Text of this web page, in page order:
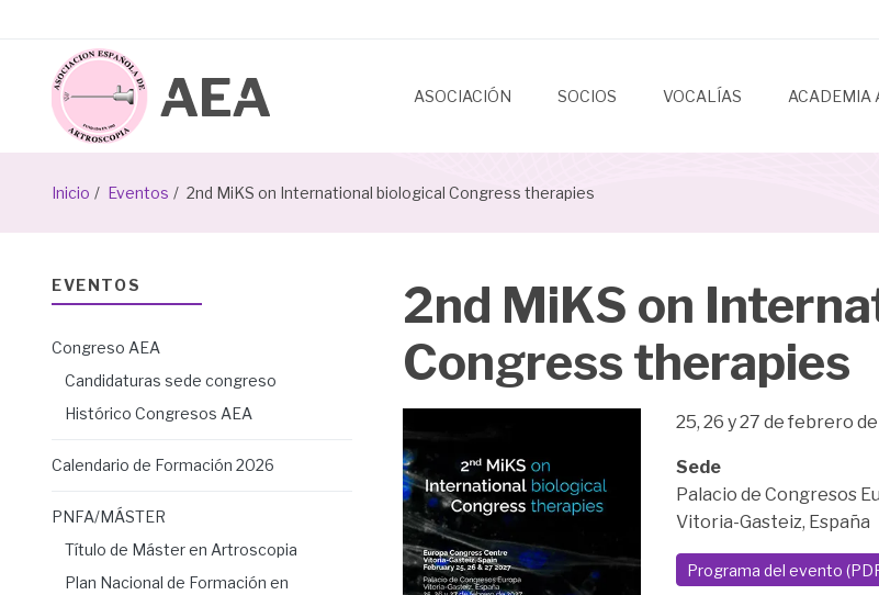
contenido
principal
ASOCIACIÓN SOCIOS VOCALÍAS ACADEMIA
Sobrescribir
de
a
la
navegación
Inicio Eventos 2nd MiKS on International biological Congress therapies
EVENTOS
Congreso AEA
Candidaturas sede congreso
Histórico Congresos AEA
Calendario de Formación 2026
PNFA/MÁSTER
Título de Máster en Artroscopia
Plan Nacional de Formación en
2nd MiKS on
Congress therapies
25, 26 y 27 de febrero
Sede
Palacio de Congresos
Vitoria-Gasteiz, España
Programa del evento